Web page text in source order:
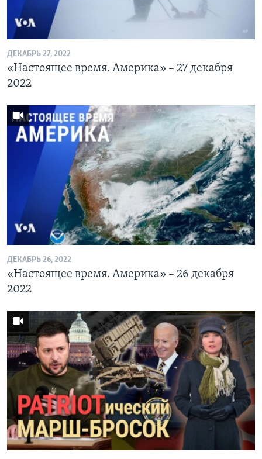
ДЕКАБРЬ 27, 2022
«Настоящее время. Америка» – 27 декабря
2022
ДЕКАБРЬ 26, 2022
«Настоящее время. Америка» – 26 декабря
2022